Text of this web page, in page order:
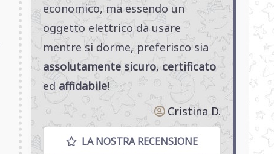
economico, ma essendo un
oggetto elettrico da usare
mentre si dorme, preferisco sia
assolutamente sicuro, certificato
ed affidabile!
Cristina D.
LA NOSTRA RECENSIONE